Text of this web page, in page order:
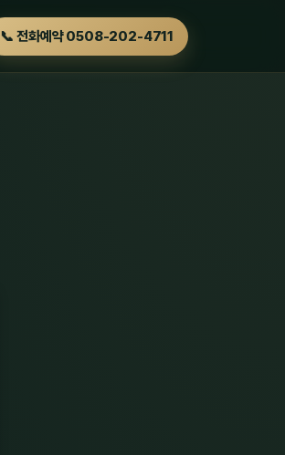
📞 전화예약 0508-202-4711